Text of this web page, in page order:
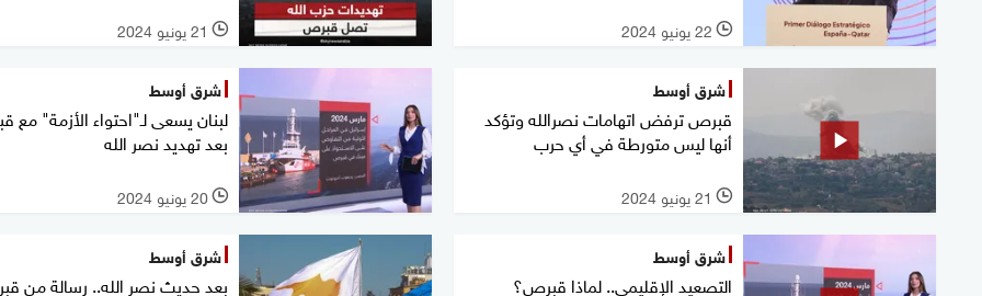
l 22 يونيو 2024 l 21 يونيو 2024
شرق أوسط
قبرص ترفض اتهامات نصرالله وتؤكد
أنها ليس متورطة في أي حرب
l 21 يونيو 2024
شرق أوسط
لبنان يسعى لـ"احتواء الأزمة"
بعد تهديد نصر الله
l 20 يونيو 2024
شرق أوسط
التصعيد الإقليمي.. لماذا قبرص؟
شرق أوسط
بعد حديث نصر الله.. رسالة من